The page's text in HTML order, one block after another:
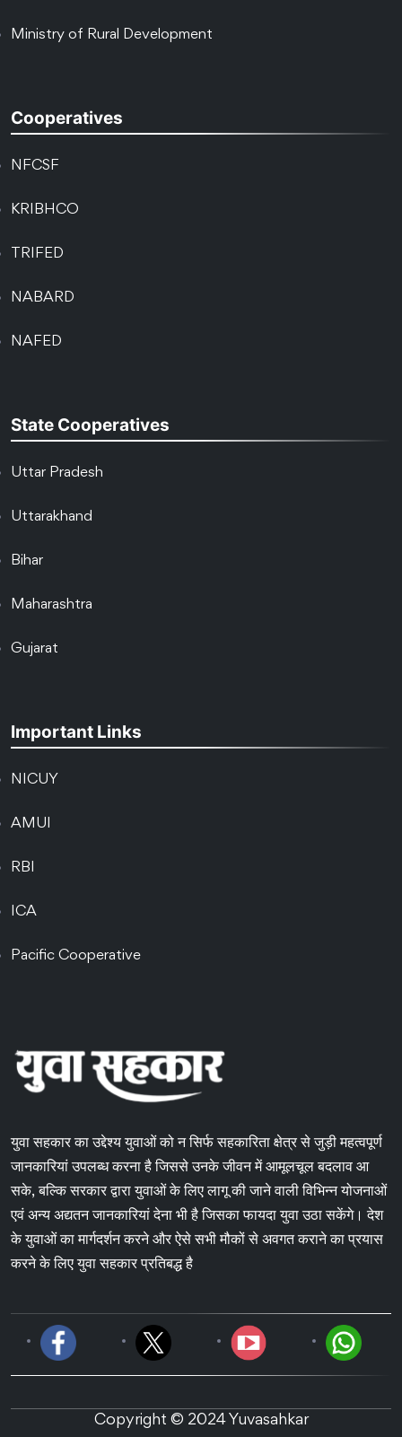
Ministry of Rural Development
Cooperatives
NFCSF
KRIBHCO
TRIFED
NABARD
NAFED
State Cooperatives
Uttar Pradesh
Uttarakhand
Bihar
Maharashtra
Gujarat
Important Links
NICUY
AMUI
RBI
ICA
Pacific Cooperative
युवा सहकार का उद्देश्य युवाओं को न सिर्फ सहकारिता क्षेत्र से जुड़ी महत्वपूर्ण
जानकारियां उपलब्ध करना है जिससे उनके जीवन में आमूलचूल बदलाव आ
सके, बल्कि सरकार द्वारा युवाओं के लिए लागू की जाने वाली विभिन्न योजनाओं
एवं अन्य अद्यतन जानकारियां देना भी है जिसका फायदा युवा उठा सकेंगे। देश
के युवाओं का मार्गदर्शन करने और ऐसे सभी मौकों से अवगत कराने का प्रयास
करने के लिए युवा सहकार प्रतिबद्ध है
Copyright © 2024 Yuvasahkar